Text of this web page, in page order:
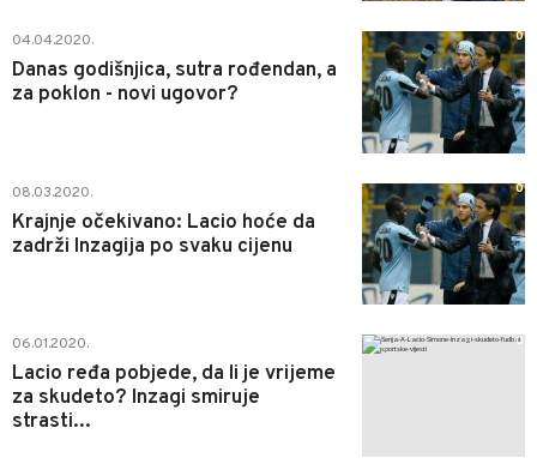
04.04.2020.
Danas godišnjica, sutra rođendan, a
za poklon - novi ugovor?
0
08.03.2020.
Krajnje očekivano: Lacio hoće da
zadrži Inzagija po svaku cijenu
0
06.01.2020.
Lacio ređa pobjede, da li je vrijeme
za skudeto? Inzagi smiruje
strasti...
0